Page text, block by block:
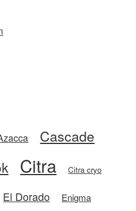
Cascade
Citra Citra cryo
El Dorado Enigma